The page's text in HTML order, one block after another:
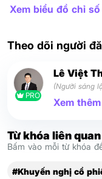
Xem biểu đồ chỉ
Theo dõi người
PRO
Lê Việt
(Người sáng
Xem
Từ khóa liên quan
Bấm vào mỗi từ khóa
#Khuyến nghị cổ